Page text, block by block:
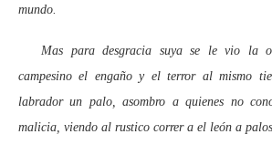
mundo.
Mas para desgracia suya se le vio la
campesino el engaño y el terror al mismo
labrador un palo, asombro a quienes no
malicia, viendo al rustico correr a el león a